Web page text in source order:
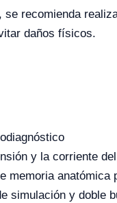
recomienda
daños físicos.
y la corriente
memoria anatómica
simulación y doble